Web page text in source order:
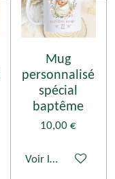
Mug
personnalisé
spécial
baptême
10,00 €
Voir les détails